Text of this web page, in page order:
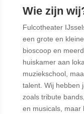
Wie zijn
Fulcotheater
een grote en
bioscoop en
huiskamer aan
muziekschool,
talent. Wij hebben
zoals tribute
en musicals, maar